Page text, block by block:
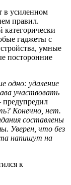
в усиленном
правил.
гаджеты с
умные
посторонние
одно: удаление
участвовать
Конечно, нет.
составлены
Уверен, что без
напишут на
к